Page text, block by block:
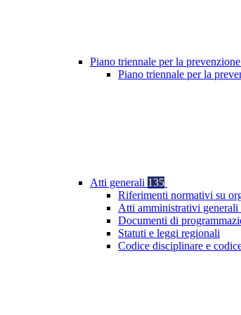
Piano triennale per la
Piano triennale per la
Atti generali 135
Riferimenti normativi su
Atti amministrativi generali
Documenti di
Statuti e leggi regionali
Codice disciplinare e